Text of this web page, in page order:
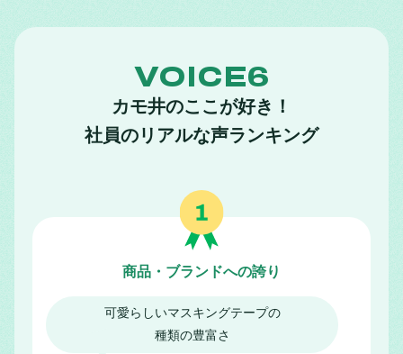
VOICE6
カモ井のここが好き！
社員のリアルな声ランキング
商品・ブランドへの誇り
可愛らしいマスキングテープの
種類の豊富さ